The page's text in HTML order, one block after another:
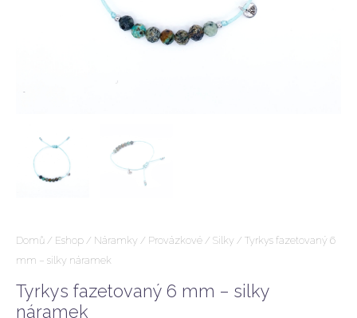
Domů / Eshop / Náramky / Provázkové / Silky / Tyrkys fazetovaný 6
mm – silky náramek
Tyrkys fazetovaný 6 mm – silky
náramek